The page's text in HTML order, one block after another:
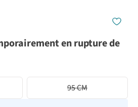
en rupture de
95 CM